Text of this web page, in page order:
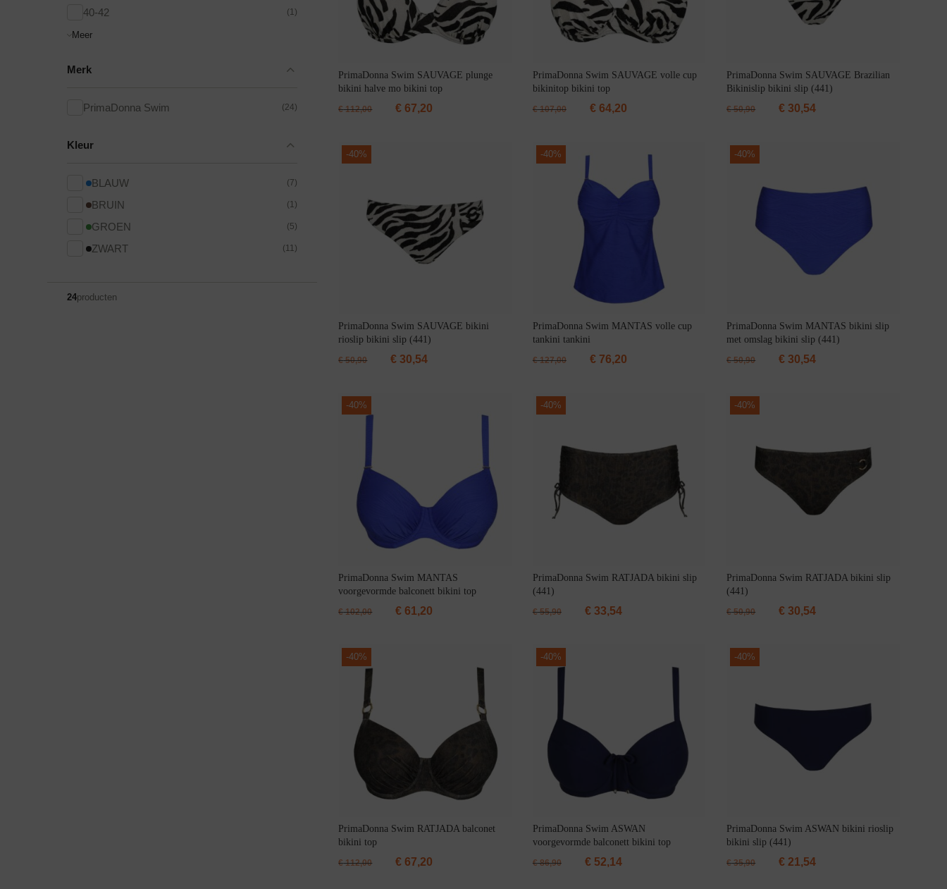
40-42 (1)
Meer
Merk
PrimaDonna Swim (24)
Kleur
BLAUW (7)
BRUIN (1)
GROEN (5)
ZWART (11)
24producten
PrimaDonna Swim SAUVAGE plunge
bikini halve mo bikini top
€112,00 € 67,20
PrimaDonna Swim SAUVAGE volle cup
bikinitop bikini top
€107,00 €64,20
PrimaDonna Swim SAUVAGE Brazilian
Bikinislip bikini slip (441)
€50,90 € 30,54
-40%
PrimaDonna Swim SAUVAGE bikini
rioslip bikini slip (441)
€50,90 € 30,54
-40%
PrimaDonna Swim MANTAS volle cup
tankini tankini
€127,00 €76,20
-40%
PrimaDonna Swim MANTAS bikini slip
met omslag bikini slip (441)
€50,90 € 30,54
-40%
PrimaDonna Swim MANTAS
voorgevormde balconett bikini top
€102,00 € 61,20
-40%
PrimaDonna Swim RATJADA bikini slip
(441)
€55,90 €33,54
-40%
PrimaDonna Swim RATJADA bikini slip
(441)
€50,90 € 30,54
-40%
PrimaDonna Swim RATJADA balconet
bikini top
€112,00 € 67,20
-40%
PrimaDonna Swim ASWAN
voorgevormde balconett bikini top
€86,90 €52,14
-40%
PrimaDonna Swim ASWAN bikini rioslip
bikini slip (441)
€35,90 € 21,54
Body
Grote maten lingerie
Huispak